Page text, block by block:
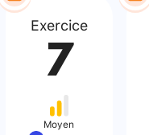
Exercice
7
Moyen